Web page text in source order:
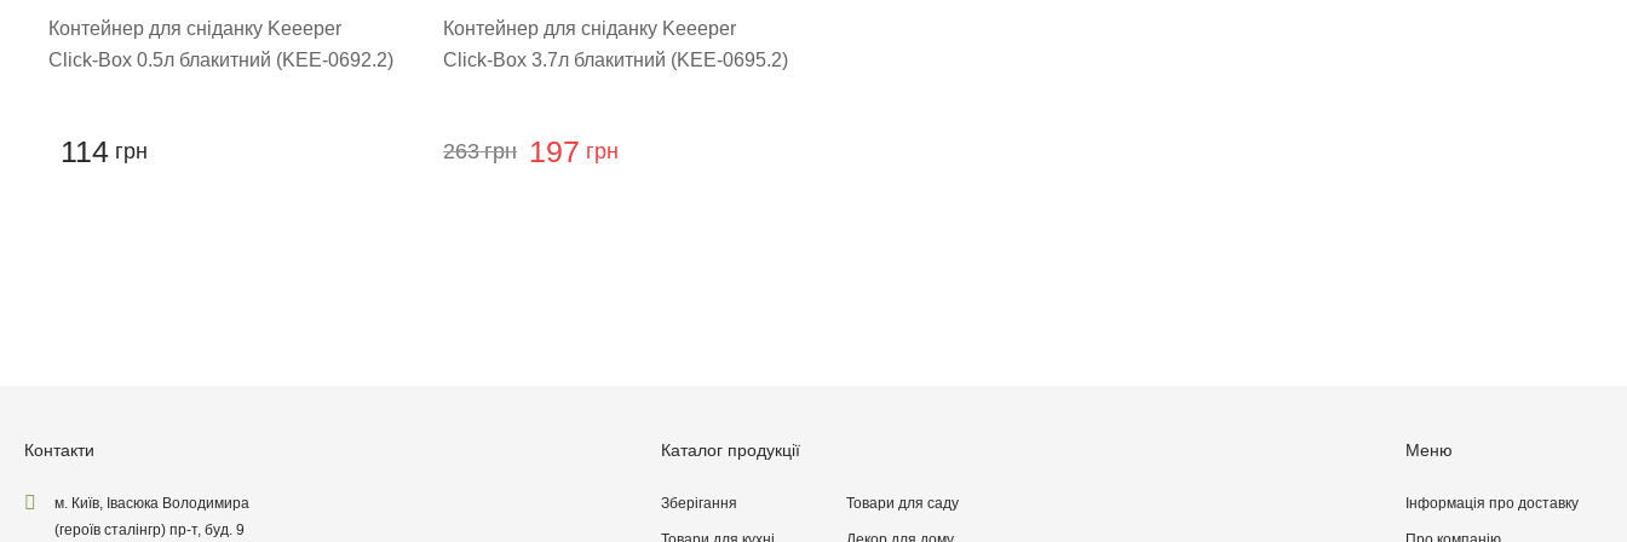
Контейнер для сніданку Keeeper
Click-Box 0.5л блакитний (KEE-0692.2)
114 грн
Контейнер для сніданку Keeeper
Click-Box 3.7л блакитний (KEE-0695.2)
263 грн 197 грн
Контакти
м. Київ, Івасюка Володимира
(героїв сталінгр) пр-т, буд. 9
Каталог продукції
Зберігання Товари для саду
Меню
Інформація про доставку